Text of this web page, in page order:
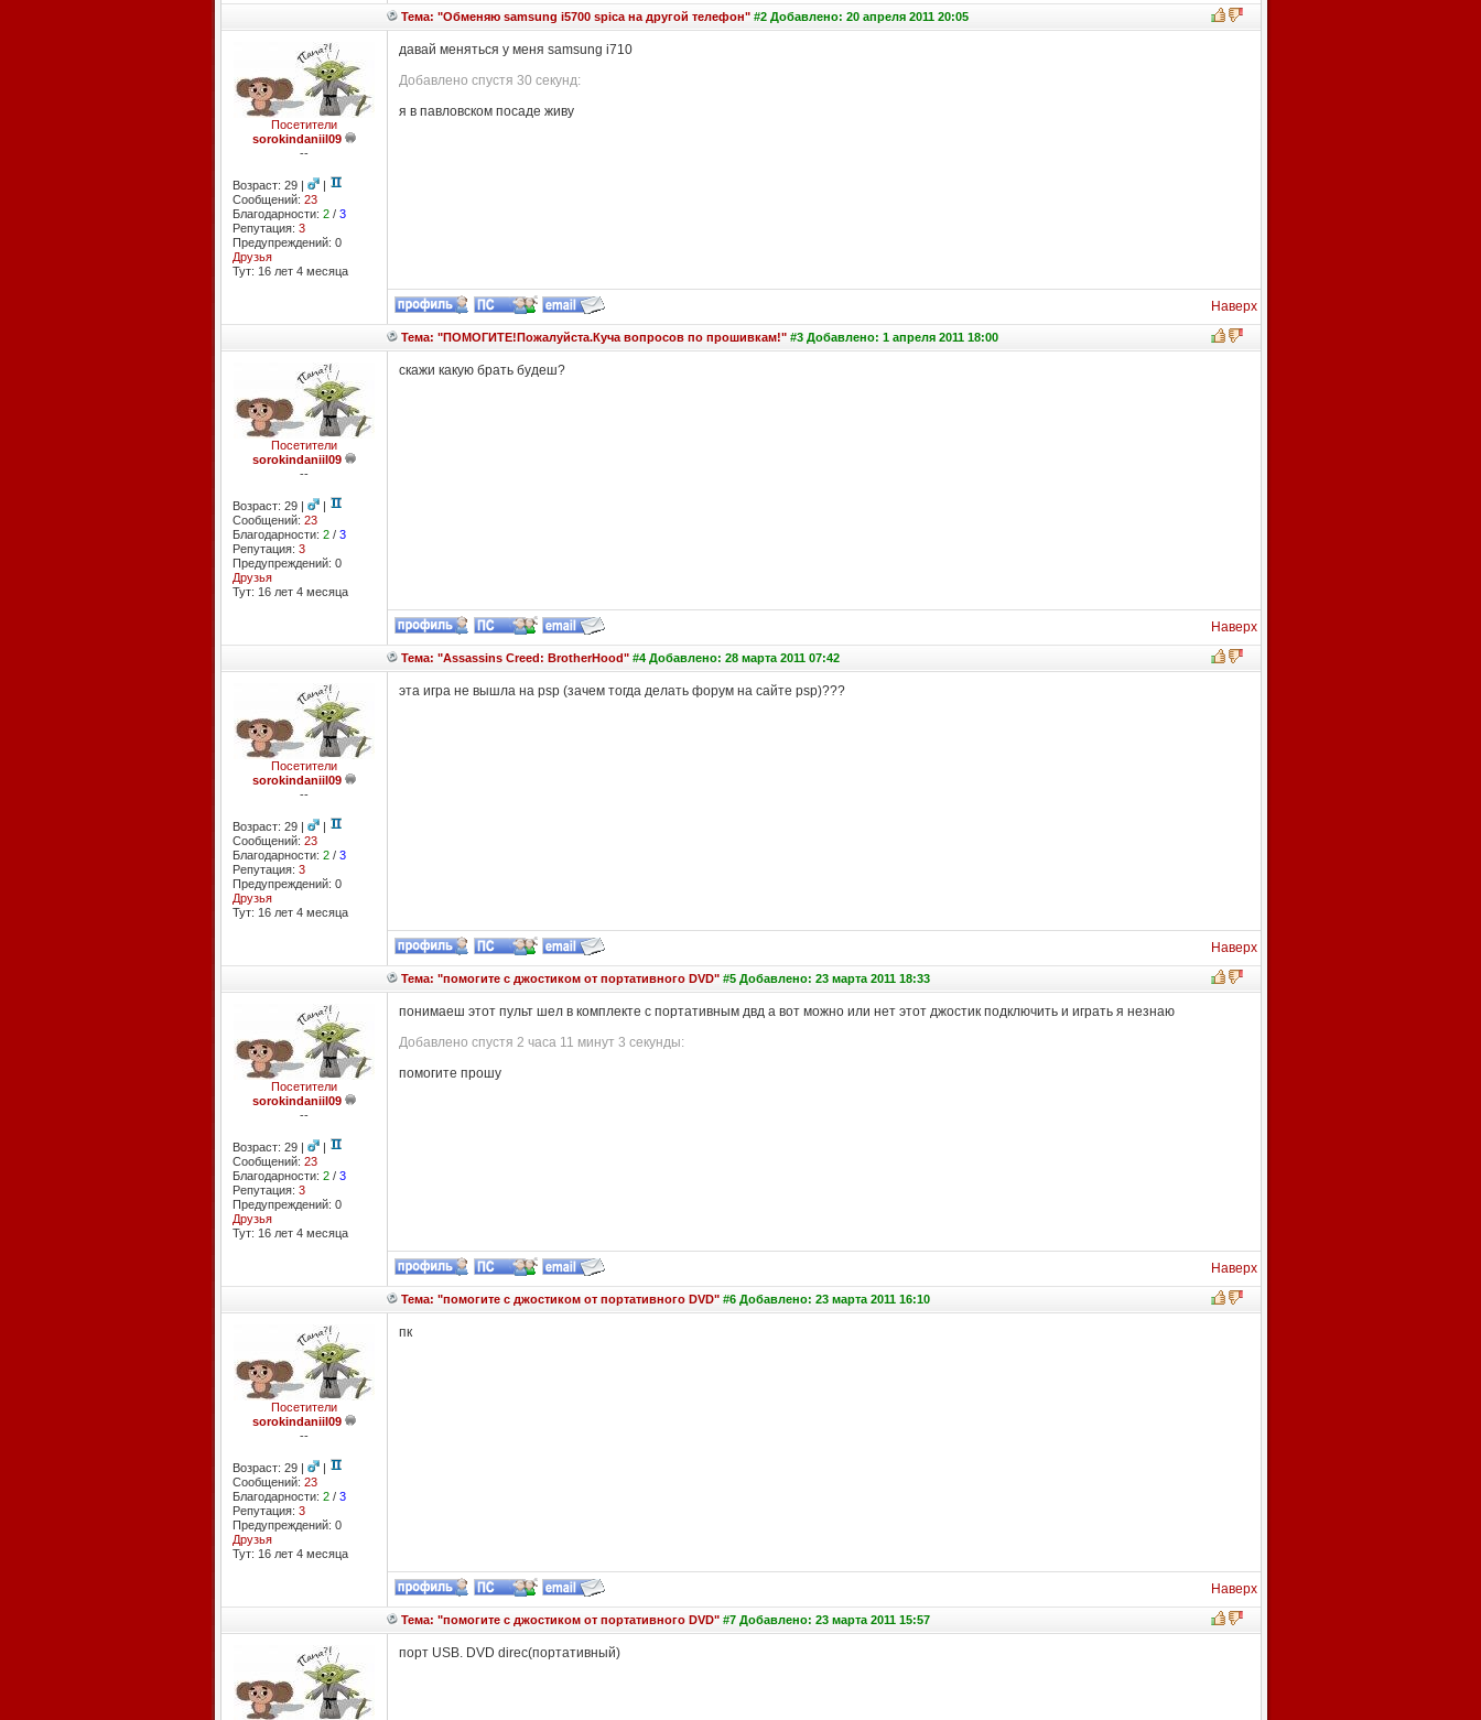
Тема: "Обменяю samsung i5700 spica на другой телефон"#2 Добавлено: 20 апреля 2011 20:05
Посетители
sorokindaniil09
--
Возраст: 29 |
|
Сообщений: 23
Благодарности: 2/ 3
Репутация: 3
Предупреждений: 0
Друзья
Тут: 16 лет 4 месяцa
давай меняться у меня samsung i710
Добавлено спустя 30 секунд:
я в павловском посаде живу
Наверх
Тема: "ПОМОГИТЕ!Пожалуйста.Куча вопросов по прошивкам!"#3 Добавлено: 1 апреля 2011 18:00
Посетители
sorokindaniil09
--
Возраст: 29 |
|
Сообщений: 23
Благодарности: 2/ 3
Репутация: 3
Предупреждений: 0
Друзья
Тут: 16 лет 4 месяцa
скажи какую брать будеш?
Наверх
Тема: "Assassins Creed: BrotherHood"#4 Добавлено: 28 марта 2011 07:42
Посетители
sorokindaniil09
--
Возраст: 29 |
|
Сообщений: 23
Благодарности: 2/ 3
Репутация: 3
Предупреждений: 0
Друзья
Тут: 16 лет 4 месяцa
эта игра не вышла на psp (зачем тогда делать форум на сайте psp)???
Наверх
Тема: "помогите с джостиком от портативного DVD"#5 Добавлено: 23 марта 2011 18:33
Посетители
sorokindaniil09
--
Возраст: 29 |
|
Сообщений: 23
Благодарности: 2/ 3
Репутация: 3
Предупреждений: 0
Друзья
Тут: 16 лет 4 месяцa
понимаеш этот пульт шел в комплекте с портативным двд а вот можно или нет этот джостик подключить и играть я незнаю
Добавлено спустя 2 часа 11 минут 3 секунды:
помогите прошу
Наверх
Тема: "помогите с джостиком от портативного DVD"#6 Добавлено: 23 марта 2011 16:10
Посетители
sorokindaniil09
--
Возраст: 29 |
|
Сообщений: 23
Благодарности: 2/ 3
Репутация: 3
Предупреждений: 0
Друзья
Тут: 16 лет 4 месяцa
пк
Наверх
Тема: "помогите с джостиком от портативного DVD"#7 Добавлено: 23 марта 2011 15:57
порт USB. DVD direc(портативный)